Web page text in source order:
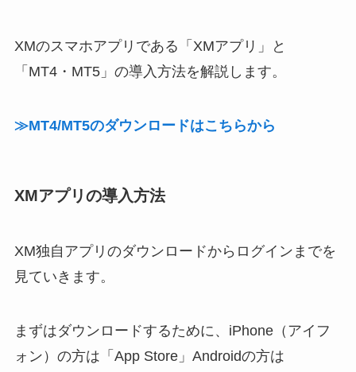
XMのスマホアプリである「XMアプリ」と
「MT4・MT5」の導入方法を解説します。
≫MT4/MT5のダウンロードはこちらから
XMアプリの導入方法
XM独自アプリのダウンロードからログインまでを
見ていきます。
まずはダウンロードするために、iPhone（アイフ
ォン）の方は「App Store」Androidの方は